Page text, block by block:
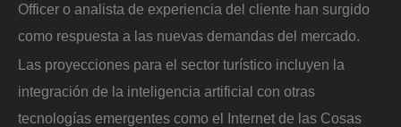
Officer o analista de experiencia del cliente han surgido
como respuesta a las nuevas demandas del mercado.
Las proyecciones para el sector turístico incluyen la
integración de la inteligencia artificial con otras
tecnologías emergentes como el Internet de las Cosas